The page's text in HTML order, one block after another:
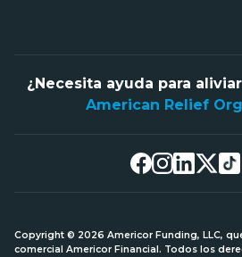
¿Necesita ayuda para
American Relief
Copyright © 2026 Americor Funding, LLC,
comercial Americor Financial. Todos los